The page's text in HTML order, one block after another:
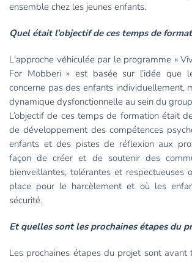
ensemble chez les jeunes enfants.
Quel était l’objectif de ces temps de
L'approche véhiculée par le programme «
For Mobberi » est basée sur l’idée que
concerne pas des enfants individuellement,
dynamique dysfonctionnelle au sein du
L’objectif de ces temps de formation était
de développement des compétences
enfants et des pistes de réflexion aux
façon de créer et de soutenir des
bienveillantes, tolérantes et
place pour le harcèlement et où les
sécurité.
Et quelles sont les prochaines étapes du
Les prochaines étapes du projet sont